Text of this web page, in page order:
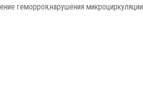
геморроя;нарушения микроциркуляции.